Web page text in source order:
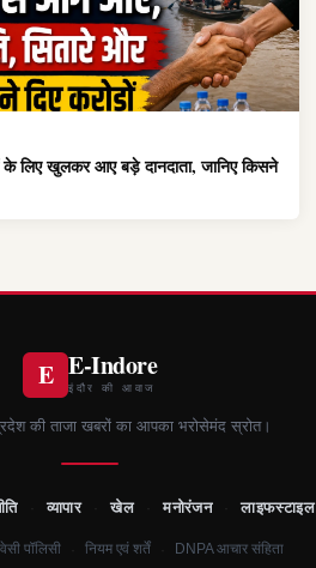
के लिए खुलकर आए बड़े दानदाता, जानिए किसने
E E-Indore
इंदौर की आवाज
की ताजा खबरों का आपका भरोसेमंद स्रोत।
व्यापार खेल मनोरंजन लाइफस्टाइल
पॉलिसी नियम एवं शर्तें DNPA आचार संहिता